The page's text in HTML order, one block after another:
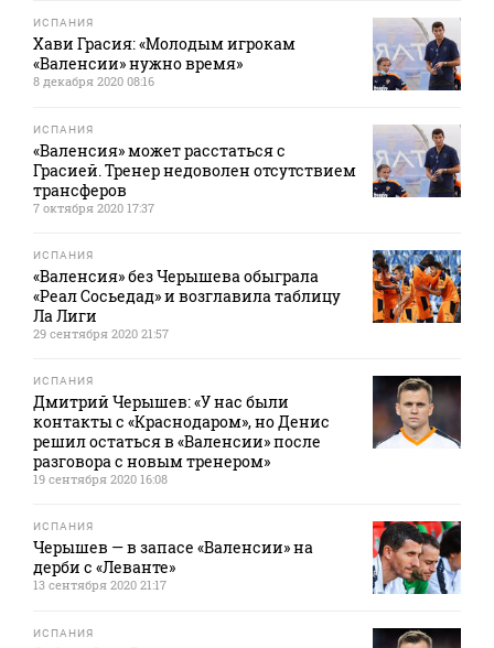
ИСПАНИЯ
Хави Грасия: «Молодым игрокам
«Валенсии» нужно время»
8 декабря 2020 08:16
ИСПАНИЯ
«Валенсия» может расстаться с
Грасией. Тренер недоволен отсутствием
трансферов
7 октября 2020 17:37
ИСПАНИЯ
«Валенсия» без Черышева обыграла
«Реал Сосьедад» и возглавила таблицу
Ла Лиги
29 сентября 2020 21:57
ИСПАНИЯ
Дмитрий Черышев: «У нас были
контакты с «Краснодаром», но Денис
решил остаться в «Валенсии» после
разговора с новым тренером»
19 сентября 2020 16:08
ИСПАНИЯ
Черышев — в запасе «Валенсии» на
дерби с «Леванте»
13 сентября 2020 21:17
ИСПАНИЯ